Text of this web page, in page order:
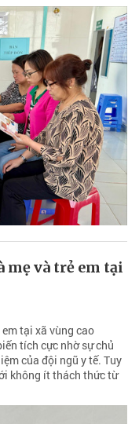
mẹ và trẻ em tại
tại xã vùng cao
tích cực nhờ sự chủ
của đội ngũ y tế. Tuy
không ít thách thức từ